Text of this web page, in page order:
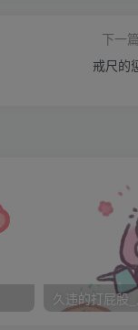
在学院做着最低贱的
情，而在看到了住
套是白色小背心加
木色戒尺和一根三
候这三样东西都不
自己每天如实填写
求
下一篇
戒尺的
久违的打屁股_